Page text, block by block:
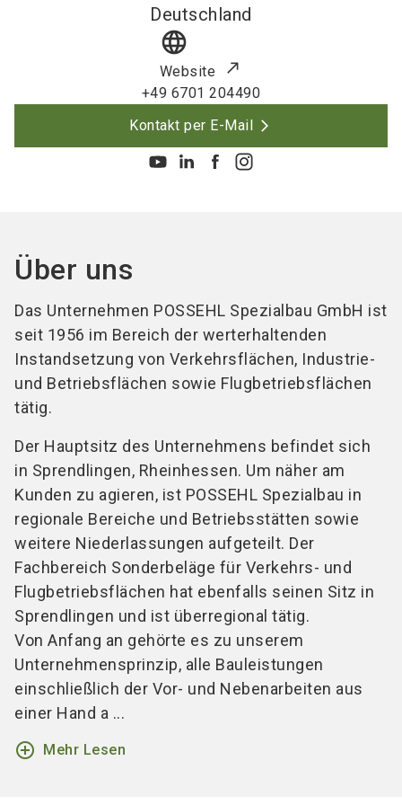
Deutschland
language
Website
+49 6701 204490
Kontakt per E-Mail
Über uns
Das Unternehmen POSSEHL Spezialbau GmbH ist
seit 1956 im Bereich der werterhaltenden
Instandsetzung von Verkehrsflächen, Industrie-
und Betriebsflächen sowie Flugbetriebsflächen
tätig.
Der Hauptsitz des Unternehmens befindet sich
in Sprendlingen, Rheinhessen. Um näher am
Kunden zu agieren, ist POSSEHL Spezialbau in
regionale Bereiche und Betriebsstätten sowie
weitere Niederlassungen aufgeteilt. Der
Fachbereich Sonderbeläge für Verkehrs- und
Flugbetriebsflächen hat ebenfalls seinen Sitz in
Sprendlingen und ist überregional tätig.
Von Anfang an gehörte es zu unserem
Unternehmensprinzip, alle Bauleistungen
einschließlich der Vor- und Nebenarbeiten aus
einer Hand a ...
add_circle_outline Mehr Lesen